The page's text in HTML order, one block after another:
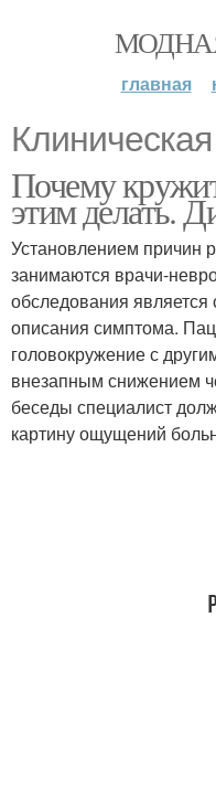
главная
Почему
этим делать.
Установлением причин
занимаются врачи-
обследования
описания симптома.
головокружение с
внезапным снижением
беседы специалист
картину ощущений